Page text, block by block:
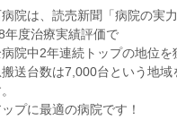
院は、読売新聞「病院の実
年度治療実績評価で
院中2年連続トップの地位を
送台数は7,000台という地域
プに最適の病院です！